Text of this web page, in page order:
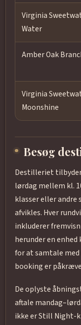
Virginia
Water
Amber Oak
Virginia
Moonshine
Besøg
Destilleriet
lørdag mellem kl.
klasser eller
afvikles. Hver
inkluderer
herunder en
for at samtale med
booking er
De oplyste
aftale
ikke er Still Night-